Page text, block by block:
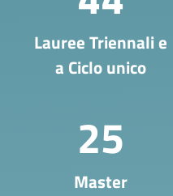
Lauree Triennali e
a Ciclo unico
25
Master